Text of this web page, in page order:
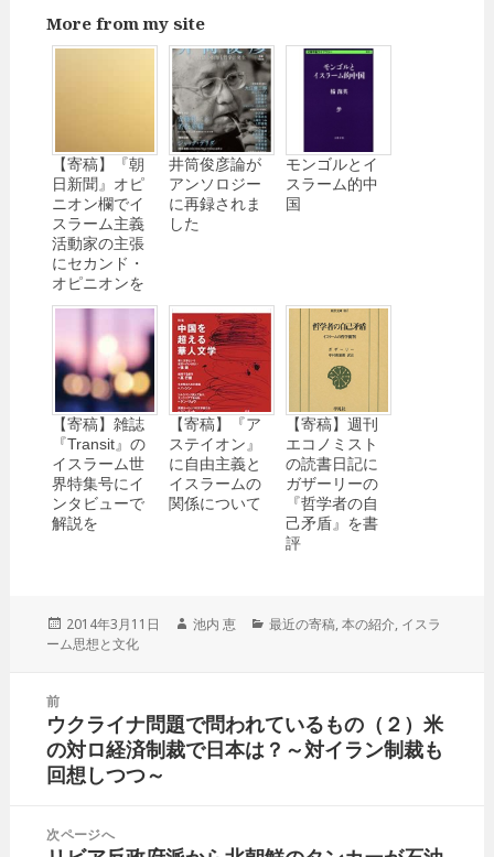
More from my site
【寄稿】『朝
日新聞』オピ
ニオン欄でイ
スラーム主義
活動家の主張
にセカンド・
オピニオンを
井筒俊彦論が
アンソロジー
に再録されま
した
モンゴルとイ
スラーム的中
国
【寄稿】雑誌
『Transit』の
イスラーム世
界特集号にイ
ンタビューで
解説を
【寄稿】『ア
ステイオン』
に自由主義と
イスラームの
関係について
【寄稿】週刊
エコノミスト
の読書日記に
ガザーリーの
『哲学者の自
己矛盾』を書
評
投
稿
2014年3月11日
作
池内 恵
カ
最近の寄稿,本の紹介, イスラ
ーム思想と文化
前
前
の
投
ウクライナ問題で問われているもの（２）米
の対ロ経済制裁で日本は？～対イラン制裁も
回想しつつ～
次ページへ